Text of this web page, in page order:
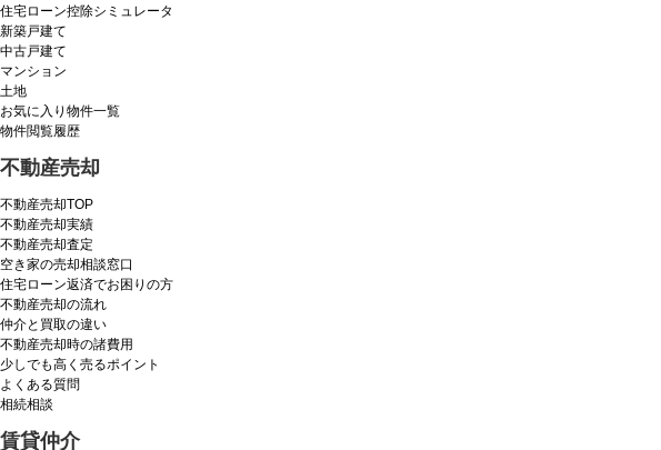
住宅ローン控除シミュレータ
新築戸建て
中古戸建て
マンション
土地
お気に入り物件一覧
物件閲覧履歴
不動産売却
不動産売却TOP
不動産売却実績
不動産売却査定
空き家の売却相談窓口
住宅ローン返済でお困りの方
不動産売却の流れ
仲介と買取の違い
不動産売却時の諸費用
少しでも高く売るポイント
よくある質問
相続相談
賃貸仲介